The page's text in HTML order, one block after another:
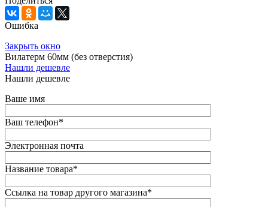
Ошибка
Закрыть окно
Вилатерм 60мм (без отверстия)
Нашли дешевле
Нашли дешевле
Ваше имя
Ваш телефон*
Электронная почта
Название товара*
Ссылка на товар другого магазина*